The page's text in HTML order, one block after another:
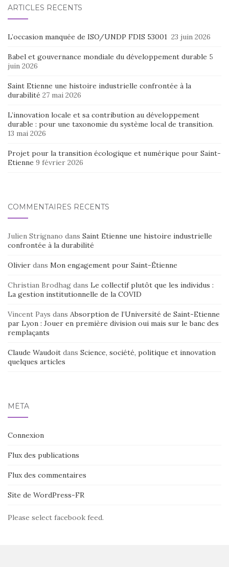
ARTICLES RÉCENTS
L’occasion manquée de ISO/UNDP FDIS 53001 23 juin 2026
Babel et gouvernance mondiale du développement durable 5
juin 2026
Saint Etienne une histoire industrielle confrontée à la
durabilité 27 mai 2026
L’innovation locale et sa contribution au développement
durable : pour une taxonomie du système local de transition.
13 mai 2026
Projet pour la transition écologique et numérique pour Saint-
Etienne 9 février 2026
COMMENTAIRES RÉCENTS
Julien Strignano dans Saint Etienne une histoire industrielle
confrontée à la durabilité
Olivier dans Mon engagement pour Saint-Étienne
Christian Brodhag dans Le collectif plutôt que les individus :
La gestion institutionnelle de la COVID
Vincent Pays dans Absorption de l’Université de Saint-Etienne
par Lyon : Jouer en première division oui mais sur le banc des
remplaçants
Claude Waudoit dans Science, société, politique et innovation
quelques articles
MÉTA
Connexion
Flux des publications
Flux des commentaires
Site de WordPress-FR
Please select facebook feed.